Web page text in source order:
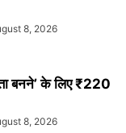
8, 2026
बनने’ के लिए ₹220
8, 2026